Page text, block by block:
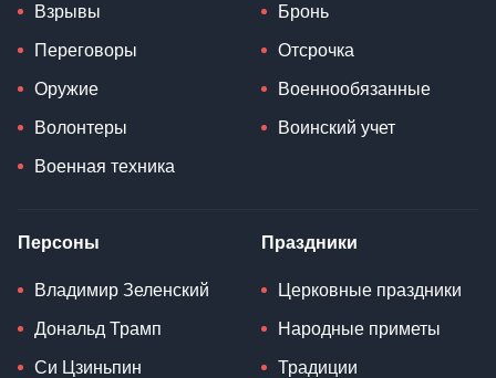
Взрывы
Переговоры
Оружие
Волонтеры
Военная техника
Бронь
Отсрочка
Военнообязанные
Воинский учет
Персоны
Владимир Зеленский
Дональд Трамп
Си Цзиньпин
Праздники
Церковные праздники
Народные приметы
Традиции